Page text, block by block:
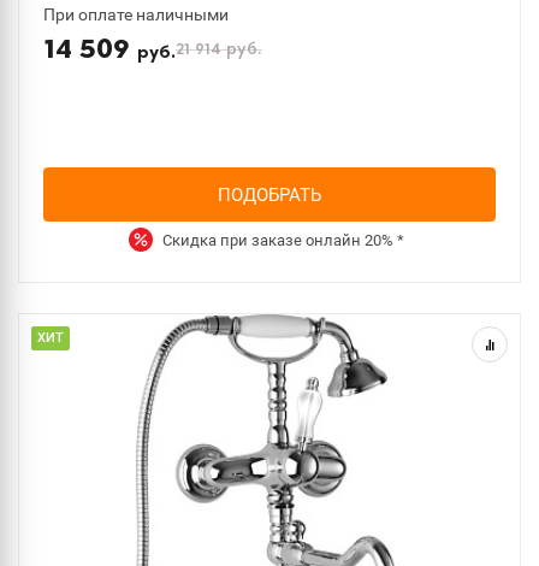
При оплате наличными
14 509 руб.21 914руб.
ПОДОБРАТЬ
Скидка при заказе онлайн 20% *
ХИТ